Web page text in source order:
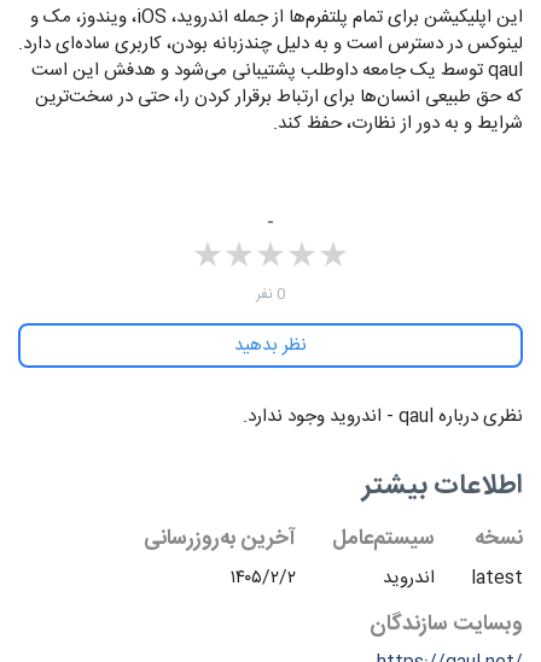
این اپلیکیشن برای تمام پلتفرم‌ها از جمله اندروید، iOS، ویندوز، مک و
لینوکس در دسترس است و به دلیل چندزبانه بودن، کاربری ساده‌ای دارد.
qaul توسط یک جامعه داوطلب پشتیبانی می‌شود و هدفش این است
که حق طبیعی انسان‌ها برای ارتباط برقرار کردن را، حتی در سخت‌ترین
شرایط و به دور از نظارت، حفظ کند.
-
★★★★★
★
★
★
★
★
‫0 نفر
نظر بدهید
نظرهای بیشتر
نظری درباره ‫qaul - اندروید وجود ندارد.
اطلاعات بیشتر
نسخه
latest
سیستم‌عامل
اندروید
آخرین به‌روزرسانی
۱۴۰۵/۲/۲
وبسایت سازندگان